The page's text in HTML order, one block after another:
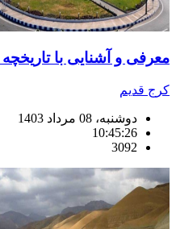
معرفی و آشنایی با
کرج قدیم
دوشنبه، 08 مرداد 1403
10:45:26
3092